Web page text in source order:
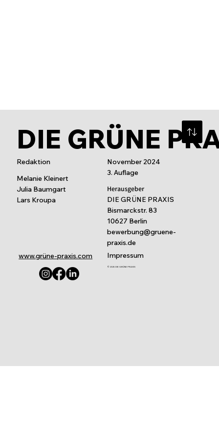
DIE GRÜNE
November 2024
3. Auflage
Herausgeber
DIE GRÜNE PRAXIS
Bismarckstr. 83
10627 Berlin
bewerbung@gruene-
praxis.de
www.grüne-praxis.com
Redaktion
Melanie Kleinert
Julia Baumgart
Lars Kroupa
Impressum
© 2025 DIE GRÜNE PRAXIS